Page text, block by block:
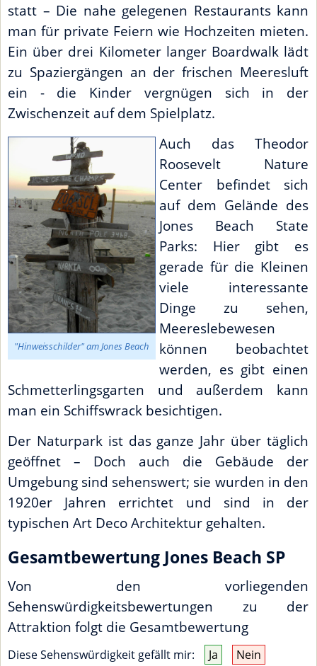
statt – Die nahe gelegenen Restaurants kann
man für private Feiern wie Hochzeiten mieten.
Ein über drei Kilometer langer Boardwalk lädt
zu Spaziergängen an der frischen Meeresluft
ein - die Kinder vergnügen sich in der
Zwischenzeit auf dem Spielplatz.
"Hinweisschilder" am Jones Beach
Auch das Theodor
Roosevelt Nature
Center befindet sich
auf dem Gelände des
Jones Beach State
Parks: Hier gibt es
gerade für die Kleinen
viele interessante
Dinge zu sehen,
Meereslebewesen
können beobachtet
werden, es gibt einen
Schmetterlingsgarten und außerdem kann
man ein Schiffswrack besichtigen.
Der Naturpark ist das ganze Jahr über täglich
geöffnet – Doch auch die Gebäude der
Umgebung sind sehenswert; sie wurden in den
1920er Jahren errichtet und sind in der
typischen Art Deco Architektur gehalten.
Gesamtbewertung Jones Beach SP
Von den vorliegenden
Sehenswürdigkeitsbewertungen zu der
Attraktion folgt die Gesamtbewertung
Diese Sehenswürdigkeit gefällt mir: Ja
Nein